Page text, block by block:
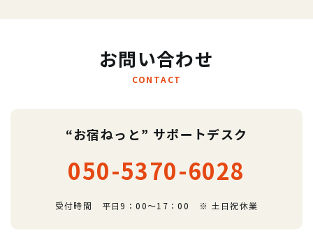
お問い合わせ
CONTACT
“お宿ねっと” サポートデスク
050-5370-6028
受付時間 平日9：00～17：00 ※ 土日祝休業